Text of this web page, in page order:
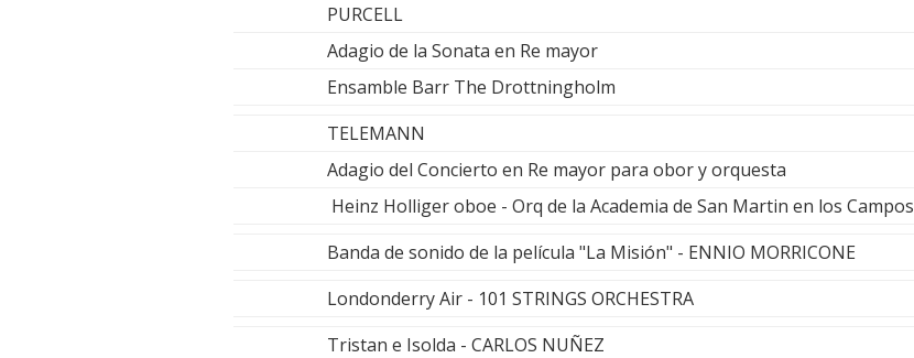
PURCELL
Adagio de la Sonata en Re mayor
Ensamble Barr The Drottningholm
TELEMANN
Adagio del Concierto en Re mayor para obor y orquesta
Heinz Holliger oboe - Orq de la Academia de San Martin en los Campos
Banda de sonido de la película "La Misión" - ENNIO MORRICONE
Londonderry Air - 101 STRINGS ORCHESTRA
Tristan e Isolda - CARLOS NUÑEZ